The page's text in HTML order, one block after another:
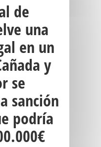
de
una
en un
y
se
sanción
podría